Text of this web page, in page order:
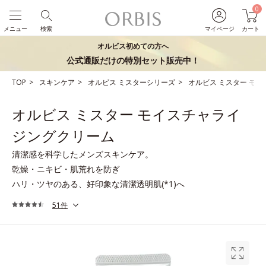
マイページ
0
カート
検索
メニュー
オルビス初めての方へ
公式通販だけの特別セット販売中！
TOP スキンケア オルビス ミスターシリーズ オルビス ミスター モ
オルビス ミスター モイスチャライ
ジングクリーム
清潔感を科学したメンズスキンケア。
乾燥・ニキビ・肌荒れを防ぎ
ハリ・ツヤのある、好印象な清潔透明肌(*1)へ
51件